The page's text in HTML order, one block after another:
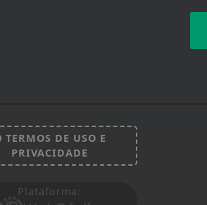
TERMOS DE USO E
PRIVACIDADE
Plataforma: